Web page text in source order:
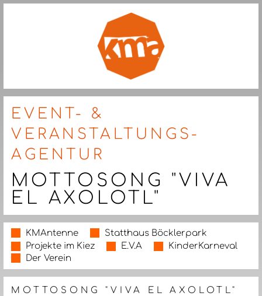
EVENT- &
VERANSTALTUNGS-
AGENTUR
MOTTOSONG "VIVA
EL AXOLOTL"
KMAntenne
Statthaus Böcklerpark
Projekte im Kiez
E.V.A
KinderKarneval
Der Verein
MOTTOSONG "VIVA EL AXOLOTL"